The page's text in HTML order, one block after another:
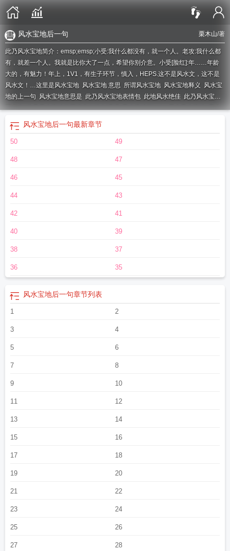
栗木山/著
风水宝地后一句
此乃风水宝地简介：emsp;emsp;小受:我什么都没有，就一个人。老攻:我什么都
有，就差一个人。我就是比你大了一点，希望你别介意。小受[脸红]:年……年龄
大的，有魅力！年上，1V1，有生子环节，慎入，HEPS.这不是风水文，这不是
风水文！…这里是风水宝地 风水宝地 意思 所谓风水宝地 风水宝地释义 风水宝
地的上一句 风水宝地意思是 此乃风水宝地表情包 此地风水绝佳 此乃风水宝地
栗木山此乃风水宝地三国演义有这句话吗风水宝地下一句是个风水宝地风水
宝地的意思简单
风水宝地的解释 一处风水宝地
下一句
句解释风水宝地 此乃风水宝地是什么意思
风水宝地后一句最新章节
50 49
48 47
46 45
44 43
42 41
40 39
38 37
36 35
风水宝地后一句章节列表
1 2
3 4
5 6
7 8
9 10
11 12
13 14
15 16
17 18
19 20
21 22
23 24
25 26
27 28